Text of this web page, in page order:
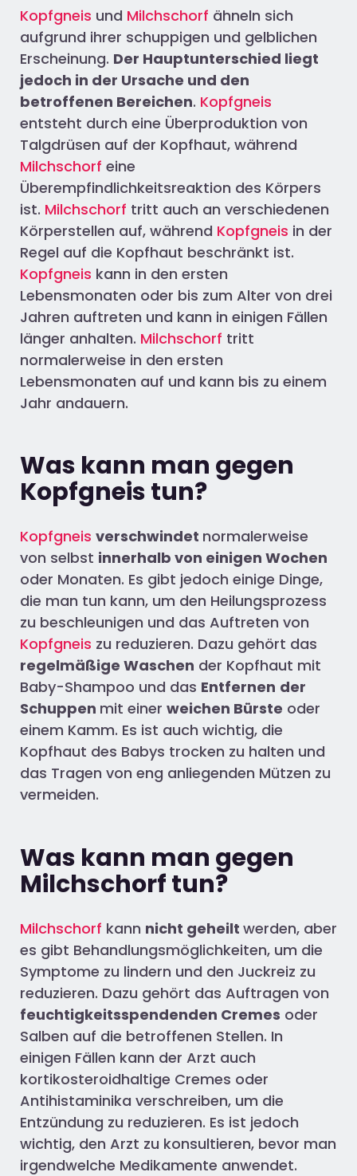
Kopfgneis und Milchschorf ähneln sich
aufgrund ihrer schuppigen und gelblichen
Erscheinung. Der Hauptunterschied liegt
jedoch in der Ursache und den
betroffenen Bereichen. Kopfgneis
entsteht durch eine Überproduktion von
Talgdrüsen auf der Kopfhaut, während
Milchschorf eine
Überempfindlichkeitsreaktion des Körpers
ist. Milchschorf tritt auch an verschiedenen
Körperstellen auf, während Kopfgneis in der
Regel auf die Kopfhaut beschränkt ist.
Kopfgneis kann in den ersten
Lebensmonaten oder bis zum Alter von drei
Jahren auftreten und kann in einigen Fällen
länger anhalten. Milchschorf tritt
normalerweise in den ersten
Lebensmonaten auf und kann bis zu einem
Jahr andauern.
Was kann man gegen
Kopfgneis tun?
Kopfgneis verschwindet normalerweise
von selbst innerhalb von einigen Wochen
oder Monaten. Es gibt jedoch einige Dinge,
die man tun kann, um den Heilungsprozess
zu beschleunigen und das Auftreten von
Kopfgneis zu reduzieren. Dazu gehört das
regelmäßige Waschen der Kopfhaut mit
Baby-Shampoo und das Entfernen der
Schuppen mit einer weichen Bürste oder
einem Kamm. Es ist auch wichtig, die
Kopfhaut des Babys trocken zu halten und
das Tragen von eng anliegenden Mützen zu
vermeiden.
Was kann man gegen
Milchschorf tun?
Milchschorf kann nicht geheilt werden, aber
es gibt Behandlungsmöglichkeiten, um die
Symptome zu lindern und den Juckreiz zu
reduzieren. Dazu gehört das Auftragen von
feuchtigkeitsspendenden Cremes oder
Salben auf die betroffenen Stellen. In
einigen Fällen kann der Arzt auch
kortikosteroidhaltige Cremes oder
Antihistaminika verschreiben, um die
Entzündung zu reduzieren. Es ist jedoch
wichtig, den Arzt zu konsultieren, bevor man
irgendwelche Medikamente anwendet.